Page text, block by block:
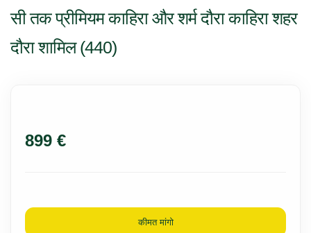
सी तक प्रीमियम काहिरा और शर्म दौरा काहिरा शहर
दौरा शामिल (440)
899 €
कीमत मांगो